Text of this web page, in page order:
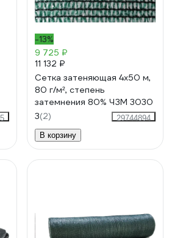
-13%
9 725 ₽
11 132 ₽
Сетка затеняющая 4x50 м,
80 г/м², степень
затемнения 80% ЧЗМ 3030
3(2)
29744894
В корзину